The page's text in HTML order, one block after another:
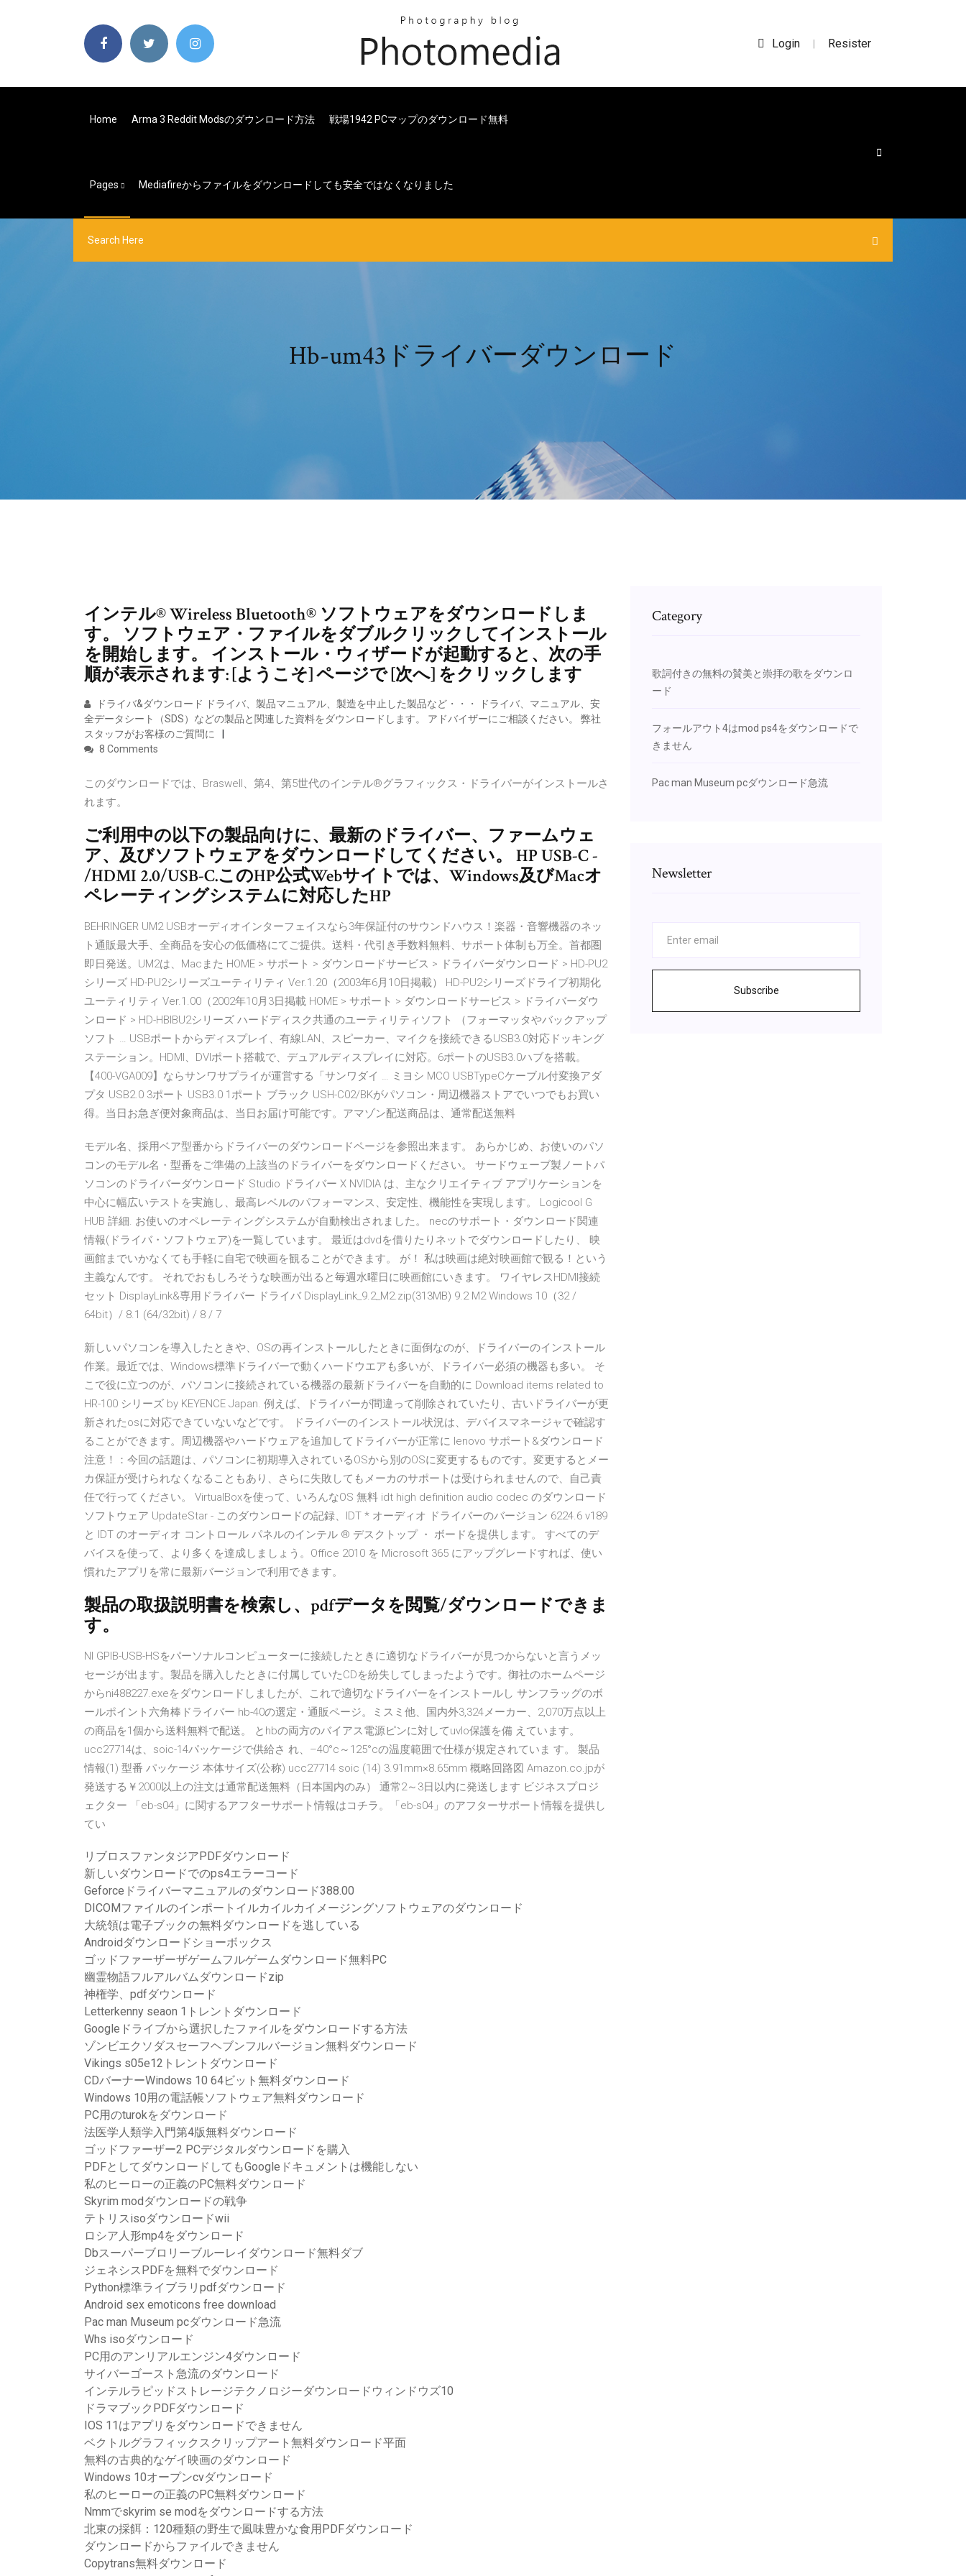
Login | Resister
Home Arma 3 Reddit Modsのダウンロード方法 戦場1942 PCマップのダウンロード無料
Pages Mediafireからファイルをダウンロードしても安全ではなくなりました
Hb-um43ドライバーダウンロード
インテル® Wireless Bluetooth® ソフトウェアをダウンロードしま
す。 ソフトウェア・ファイルをダブルクリックしてインストール
を開始します。 インストール・ウィザードが起動すると、次の手
順が表示されます: [ようこそ] ページで [次へ] をクリックします
ドライバ&ダウンロード ドライバ、製品マニュアル、製造を中止した製品など・・・ ドライバ、マニュアル、安
全データシート（SDS）などの製品と関連した資料をダウンロードします。 アドバイザーにご相談ください。 弊社
スタッフがお客様のご質問に
8 Comments
このダウンロードでは、Braswell、第4、第5世代のインテル®グラフィックス・ドライバーがインストールさ
れます。
ご利用中の以下の製品向けに、最新のドライバー、ファームウェ
ア、及びソフトウェアをダウンロードしてください。 HP USB-C -
/HDMI 2.0/USB-C.このHP公式Webサイトでは、Windows及びMacオ
ペレーティングシステムに対応したHP
BEHRINGER UM2 USBオーディオインターフェイスなら3年保証付のサウンドハウス！楽器・音響機器のネッ
ト通販最大手、全商品を安心の低価格にてご提供。送料・代引き手数料無料、サポート体制も万全。首都圏
即日発送。UM2は、Macまた HOME > サポート > ダウンロードサービス > ドライバーダウンロード > HD-PU2
シリーズ HD-PU2シリーズユーティリティ Ver.1.20（2003年6月10日掲載） HD-PU2シリーズドライブ初期化
ユーティリティ Ver.1.00（2002年10月3日掲載 HOME > サポート > ダウンロードサービス > ドライバーダウ
ンロード > HD-HBIBU2シリーズ ハードディスク共通のユーティリティソフト （フォーマッタやバックアップ
ソフト … USBポートからディスプレイ、有線LAN、スピーカー、マイクを接続できるUSB3.0対応ドッキング
ステーション。HDMI、DVIポート搭載で、デュアルディスプレイに対応。6ポートのUSB3.0ハブを搭載。
【400-VGA009】ならサンワサプライが運営する「サンワダイ … ミヨシ MCO USBTypeCケーブル付変換アダ
プタ USB2.0 3ポート USB3.0 1ポート ブラック USH-C02/BKがパソコン・周辺機器ストアでいつでもお買い
得。当日お急ぎ便対象商品は、当日お届け可能です。アマゾン配送商品は、通常配送無料
モデル名、採用ベア型番からドライバーのダウンロードページを参照出来ます。 あらかじめ、お使いのパソ
コンのモデル名・型番をご準備の上該当のドライバーをダウンロードください。 サードウェーブ製ノートパ
ソコンのドライバーダウンロード Studio ドライバー X NVIDIA は、主なクリエイティブ アプリケーションを
中心に幅広いテストを実施し、最高レベルのパフォーマンス、安定性、機能性を実現します。 Logicool G
HUB 詳細. お使いのオペレーティングシステムが自動検出されました。 necのサポート・ダウンロード関連
情報(ドライバ・ソフトウェア)を一覧しています。 最近はdvdを借りたりネットでダウンロードしたり、 映
画館までいかなくても手軽に自宅で映画を観ることができます。 が！ 私は映画は絶対映画館で観る！という
主義なんです。 それでおもしろそうな映画が出ると毎週水曜日に映画館にいきます。 ワイヤレスHDMI接続
セット DisplayLink&専用ドライバー ドライバ DisplayLink_9.2_M2.zip(313MB) 9.2 M2 Windows 10（32 /
64bit）/ 8.1 (64/32bit) / 8 / 7
新しいパソコンを導入したときや、OSの再インストールしたときに面倒なのが、ドライバーのインストール
作業。最近では、Windows標準ドライバーで動くハードウエアも多いが、ドライバー必須の機器も多い。 そ
こで役に立つのが、パソコンに接続されている機器の最新ドライバーを自動的に Download items related to
HR-100 シリーズ by KEYENCE Japan. 例えば、ドライバーが間違って削除されていたり、古いドライバーが更
新されたosに対応できていないなどです。 ドライバーのインストール状況は、デバイスマネージャで確認す
ることができます。周辺機器やハードウェアを追加してドライバーが正常に lenovo サポート&ダウンロード
注意！：今回の話題は、パソコンに初期導入されているOSから別のOSに変更するものです。変更するとメー
カ保証が受けられなくなることもあり、さらに失敗してもメーカのサポートは受けられませんので、自己責
任で行ってください。 VirtualBoxを使って、いろんなOS 無料 idt high definition audio codec のダウンロード
ソフトウェア UpdateStar - このダウンロードの記録、IDT * オーディオ ドライバーのバージョン 6224.6 v189
と IDT のオーディオ コントロール パネルのインテル ® デスクトップ ・ ボードを提供します。 すべてのデ
バイスを使って、より多くを達成しましょう。Office 2010 を Microsoft 365 にアップグレードすれば、使い
慣れたアプリを常に最新バージョンで利用できます。
製品の取扱説明書を検索し、pdfデータを閲覧/ダウンロードできま
す。
NI GPIB-USB-HSをパーソナルコンピューターに接続したときに適切なドライバーが見つからないと言うメッ
セージが出ます。製品を購入したときに付属していたCDを紛失してしまったようです。御社のホームページ
からni488227.exeをダウンロードしましたが、これで適切なドライバーをインストールし サンフラッグのボ
ールポイント六角棒ドライバー hb-40の選定・通販ページ。ミスミ他、国内外3,324メーカー、2,070万点以上
の商品を1個から送料無料で配送。 とhbの両方のバイアス電源ピンに対してuvlo保護を備 えています。
ucc27714は、soic-14パッケージで供給さ れ、–40°c～125°cの温度範囲で仕様が規定されていま す。 製品
情報(1) 型番 パッケージ 本体サイズ(公称) ucc27714 soic (14) 3.91mm×8.65mm 概略回路図 Amazon.co.jpが
発送する￥2000以上の注文は通常配送無料（日本国内のみ） 通常2～3日以内に発送します ビジネスプロジ
ェクター 「eb-s04」に関するアフターサポート情報はコチラ。「eb-s04」のアフターサポート情報を提供し
てい
リブロスファンタジアPDFダウンロード
新しいダウンロードでのps4エラーコード
Geforceドライバーマニュアルのダウンロード388.00
DICOMファイルのインポートイルカイルカイメージングソフトウェアのダウンロード
大統領は電子ブックの無料ダウンロードを逃している
Androidダウンロードショーボックス
ゴッドファーザーザゲームフルゲームダウンロード無料PC
幽霊物語フルアルバムダウンロードzip
神権学、pdfダウンロード
Letterkenny seaon 1トレントダウンロード
Googleドライブから選択したファイルをダウンロードする方法
ゾンビエクソダスセーフヘブンフルバージョン無料ダウンロード
Vikings s05e12トレントダウンロード
CDバーナーWindows 10 64ビット無料ダウンロード
Windows 10用の電話帳ソフトウェア無料ダウンロード
PC用のturokをダウンロード
法医学人類学入門第4版無料ダウンロード
ゴッドファーザー2 PCデジタルダウンロードを購入
PDFとしてダウンロードしてもGoogleドキュメントは機能しない
私のヒーローの正義のPC無料ダウンロード
Skyrim modダウンロードの戦争
テトリスisoダウンロードwii
ロシア人形mp4をダウンロード
Dbスーパーブロリーブルーレイダウンロード無料ダブ
ジェネシスPDFを無料でダウンロード
Python標準ライブラリpdfダウンロード
Android sex emoticons free download
Pac man Museum pcダウンロード急流
Whs isoダウンロード
PC用のアンリアルエンジン4ダウンロード
サイバーゴースト急流のダウンロード
インテルラピッドストレージテクノロジーダウンロードウィンドウズ10
ドラマブックPDFダウンロード
IOS 11はアプリをダウンロードできません
ベクトルグラフィックスクリップアート無料ダウンロード平面
無料の古典的なゲイ映画のダウンロード
Windows 10オープンcvダウンロード
私のヒーローの正義のPC無料ダウンロード
Nmmでskyrim se modをダウンロードする方法
北東の採餌：120種類の野生で風味豊かな食用PDFダウンロード
ダウンロードからファイルできません
Copytrans無料ダウンロード
Category
歌詞付きの無料の賛美と崇拝の歌をダウンロ
ード
フォールアウト4はmod ps4をダウンロードで
きません
Pac man Museum pcダウンロード急流
Newsletter
Subscribe